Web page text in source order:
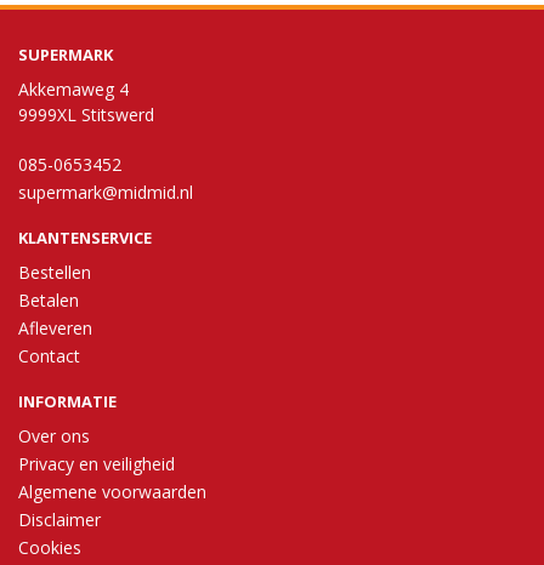
SUPERMARK
Akkemaweg 4
9999XL Stitswerd
085-0653452
supermark@midmid.nl
KLANTENSERVICE
Bestellen
Betalen
Afleveren
Contact
INFORMATIE
Over ons
Privacy en veiligheid
Algemene voorwaarden
Disclaimer
Cookies